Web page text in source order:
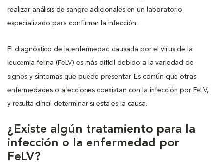
realizar análisis de sangre adicionales en un laboratorio
especializado para confirmar la infección.
El diagnóstico de la enfermedad causada por el virus de la
leucemia felina (FeLV) es más difícil debido a la variedad de
signos y síntomas que puede presentar. Es común que otras
enfermedades o afecciones coexistan con la infección por FeLV,
y resulta difícil determinar si esta es la causa.
¿Existe algún tratamiento para la
infección o la enfermedad por
FeLV?